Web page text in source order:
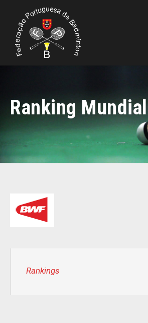
Ranking Mundial
Rankings